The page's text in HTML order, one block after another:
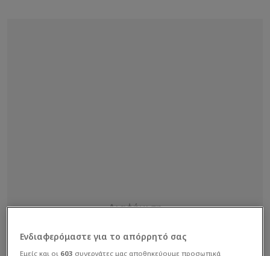
Ενδιαφερόμαστε για το απόρρητό σας
Εμείς και οι 603 συνεργάτες μας αποθηκεύουμε προσωπικά